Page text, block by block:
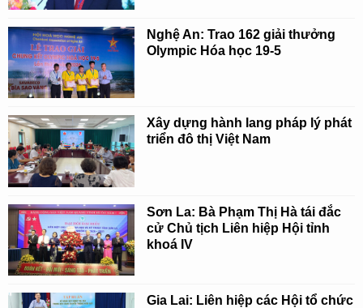
Nghệ An: Trao 162 giải thưởng
Olympic Hóa học 19-5
Xây dựng hành lang pháp lý phát
triển đô thị Việt Nam
Sơn La: Bà Phạm Thị Hà tái đắc
cử Chủ tịch Liên hiệp Hội tỉnh
khoá IV
Gia Lai: Liên hiệp các Hội tổ chức